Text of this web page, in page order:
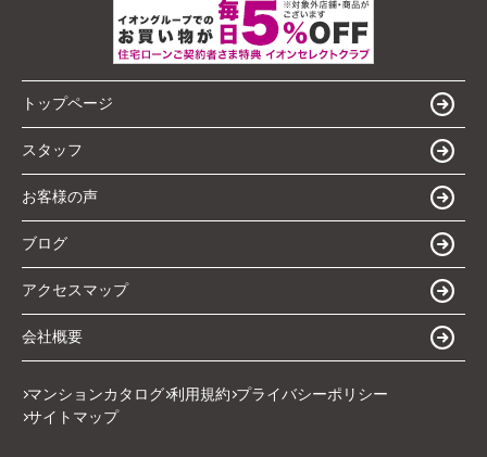
トップページ
スタッフ
お客様の声
ブログ
アクセスマップ
会社概要
マンションカタログ 利用規約 プライバシーポリシー
サイトマップ